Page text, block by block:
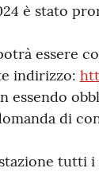
è stato
essere
indirizzo:
essendo
di
tutti